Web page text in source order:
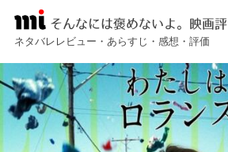
そんなには褒めないよ。映画評
ネタバレレビュー・あらすじ・感想・評価